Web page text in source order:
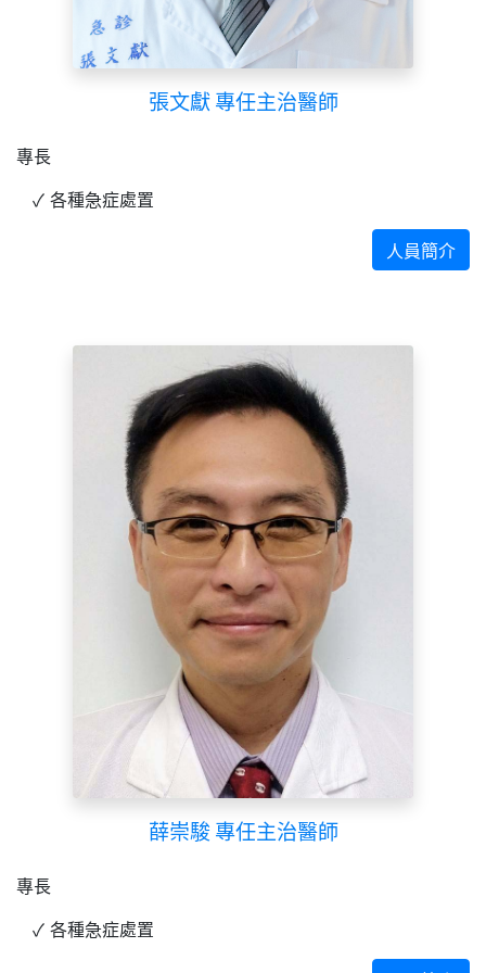
張文獻 專任主治醫師
專長
各種急症處置
人員簡介
薛崇駿 專任主治醫師
專長
各種急症處置